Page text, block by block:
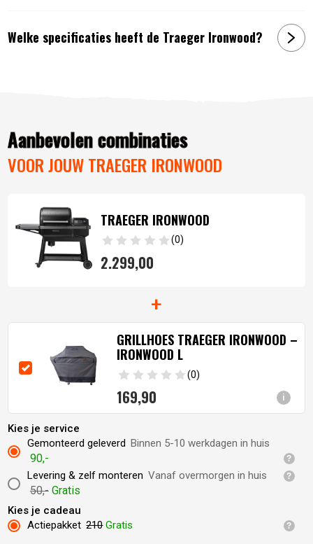
2 bedraadde vleessondes net Bluethooth
Welke specificaties heeft de Traeger Ironwood?
Aanbevolen combinaties
VOOR JOUW TRAEGER IRONWOOD
TRAEGER IRONWOOD
(0)
2.299,00
+
i
GRILLHOES TRAEGER IRONWOOD –
IRONWOOD L
(0)
169,90
Kies je service
Gemonteerd geleverd
Binnen 5-10 werkdagen in huis
90,-
Levering & zelf monteren Vanaf overmorgen in huis
50,- Gratis
Kies je cadeau
Actiepakket 210Gratis